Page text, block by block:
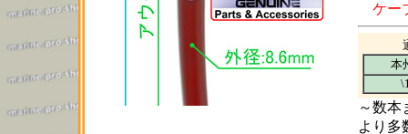
ケー
本
～数本
より多